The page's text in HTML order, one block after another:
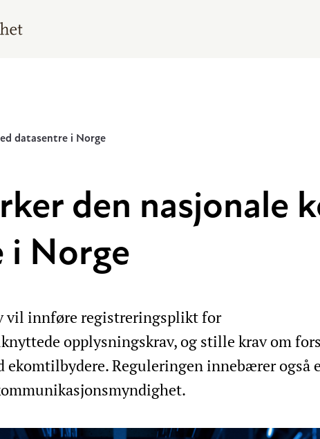
datasentre i Norge
den nasjonale
i Norge
vil innføre registreringsplikt for
opplysningskrav, og stille krav om
Reguleringen innebærer også